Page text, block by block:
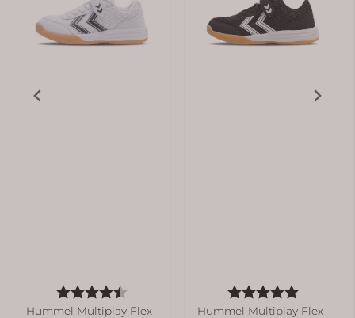
Karakter:
Hummel Multiplay Flex
Karakter:
Hummel Multiplay Flex